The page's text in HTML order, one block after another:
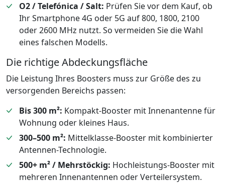
O2 / Telefónica / Salt: Prüfen Sie vor dem Kauf, ob
Ihr Smartphone 4G oder 5G auf 800, 1800, 2100
oder 2600 MHz nutzt. So vermeiden Sie die Wahl
eines falschen Modells.
Die richtige Abdeckungsfläche
Die Leistung Ihres Boosters muss zur Größe des zu
versorgenden Bereichs passen:
Bis 300 m²: Kompakt-Booster mit Innenantenne für
Wohnung oder kleines Haus.
300–500 m²: Mittelklasse-Booster mit kombinierter
Antennen-Technologie.
500+ m² / Mehrstöckig: Hochleistungs-Booster mit
mehreren Innenantennen oder Verteilersystem.